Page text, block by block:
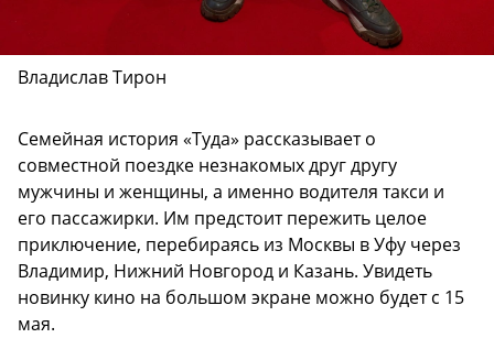
Владислав Тирон
Семейная история «Туда» рассказывает о
совместной поездке незнакомых друг другу
мужчины и женщины, а именно водителя такси и
его пассажирки. Им предстоит пережить целое
приключение, перебираясь из Москвы в Уфу через
Владимир, Нижний Новгород и Казань. Увидеть
новинку кино на большом экране можно будет с 15
мая.